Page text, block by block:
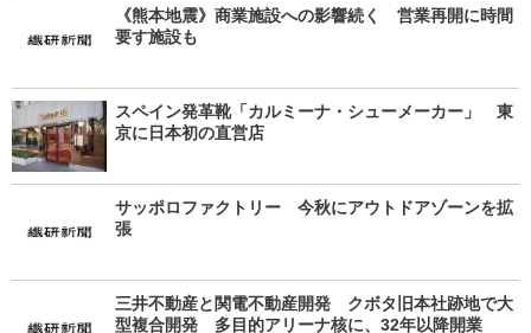
《熊本地震》商業施設への影響続く 営業再開に時間
要す施設も
スペイン発革靴「カルミーナ・シューメーカー」 東
京に日本初の直営店
サッポロファクトリー 今秋にアウトドアゾーンを拡
張
三井不動産と関電不動産開発 クボタ旧本社跡地で大
型複合開発 多目的アリーナ核に、32年以降開業